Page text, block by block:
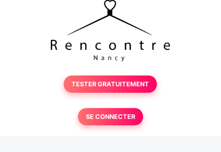
TESTER GRATUITEMENT
SE CONNECTER